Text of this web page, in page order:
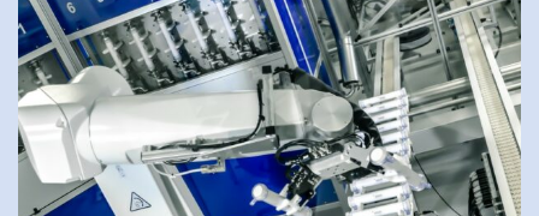
Mehr Informationen
Inhalt entsperren
Erforderlichen Service akzeptieren
und Inhalte entsperren